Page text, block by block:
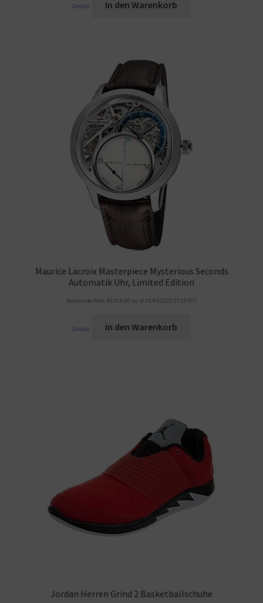
Details In den Warenkorb
Maurice Lacroix Masterpiece Mysterious Seconds
Automatik Uhr, Limited Edition
Amazon.de Price: €5.819,66 (as of 10/04/2023 07:33 PST-
Details In den Warenkorb
Jordan Herren Grind 2 Basketballschuhe